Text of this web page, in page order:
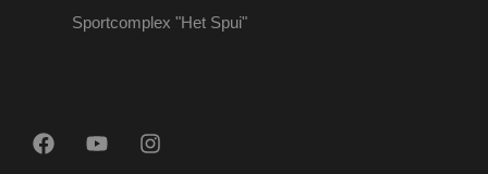
Sportcomplex "Het Spui"